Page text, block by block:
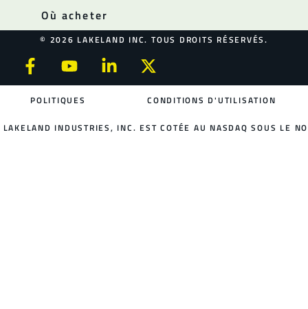
Où acheter
© 2026 LAKELAND INC. TOUS DROITS RÉSERVÉS.
POLITIQUES CONDITIONS D'UTILISATION
LAKELAND INDUSTRIES, INC. EST COTÉE AU NASDAQ SOUS LE